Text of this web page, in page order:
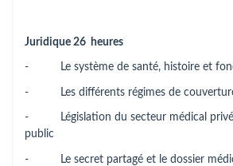
Juridique 26 heures
- Le système de santé, histoire et
- Les différents régimes de
- Législation du secteur médical privé
public
- Le secret partagé et le dossier